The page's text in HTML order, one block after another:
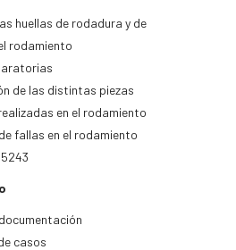
huellas de rodadura y de
rodamiento
de las distintas piezas
en el rodamiento
fallas en el rodamiento
casos